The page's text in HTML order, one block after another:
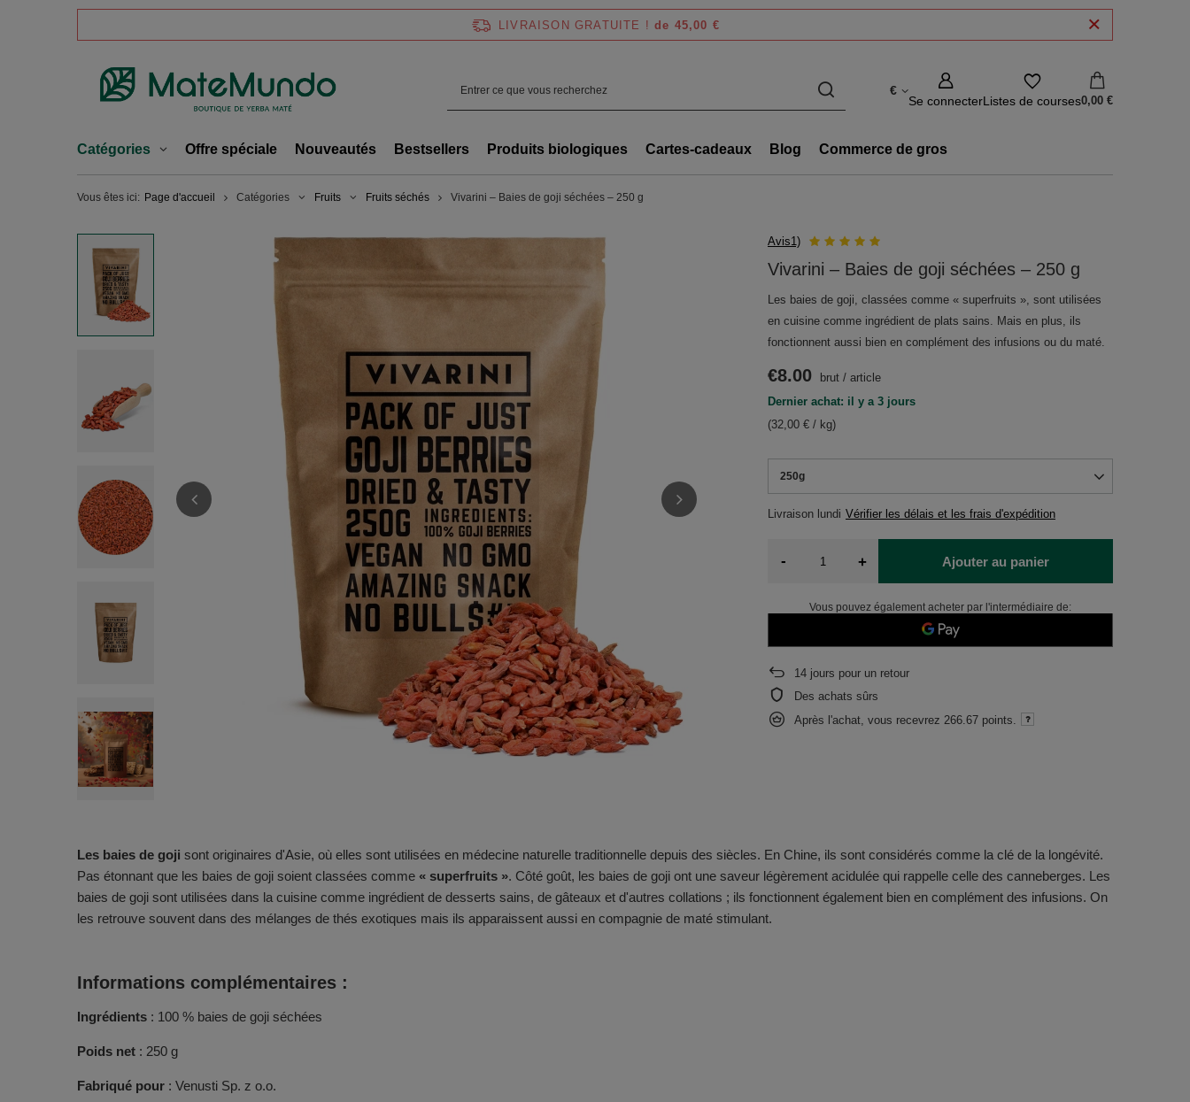
LIVRAISON GRATUITE ! de 45,00 €
€
Se connecterListes de courses0,00 €
Catégories Offre spéciale Nouveautés Bestsellers Produits biologiques Cartes-cadeaux Blog Commerce de gros
Vous êtes ici: Page d'accueil Catégories Fruits Fruits séchés Vivarini – Baies de goji séchées – 250 g
Avis1)
Vivarini – Baies de goji séchées – 250 g
Les baies de goji, classées comme « superfruits », sont utilisées
en cuisine comme ingrédient de plats sains. Mais en plus, ils
fonctionnent aussi bien en complément des infusions ou du maté.
250g
Livraison lundi Vérifier les délais et les frais d'expédition
€8.00 brut /article
Dernier achat: il y a 3 jours
(32,00 € / kg)
- + Ajouter au panier
Vous pouvez également acheter par l'intermédiaire de:
14 jours pour un retour
Des achats sûrs
Après l'achat, vous recevrez 266.67 points.
Les baies de goji sont originaires d'Asie, où elles sont utilisées en médecine naturelle traditionnelle depuis des siècles. En Chine, ils sont considérés comme la clé de la longévité.
Pas étonnant que les baies de goji soient classées comme « superfruits ». Côté goût, les baies de goji ont une saveur légèrement acidulée qui rappelle celle des canneberges. Les
baies de goji sont utilisées dans la cuisine comme ingrédient de desserts sains, de gâteaux et d'autres collations ; ils fonctionnent également bien en complément des infusions. On
les retrouve souvent dans des mélanges de thés exotiques mais ils apparaissent aussi en compagnie de maté stimulant.
Informations complémentaires :
Ingrédients : 100 % baies de goji séchées
Poids net : 250 g
Fabriqué pour : Venusti Sp. z o.o.